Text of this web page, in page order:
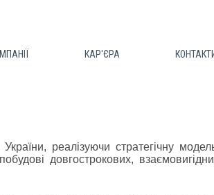
КАР'ЄРА
реалізуючи стратегічну
довгострокових,